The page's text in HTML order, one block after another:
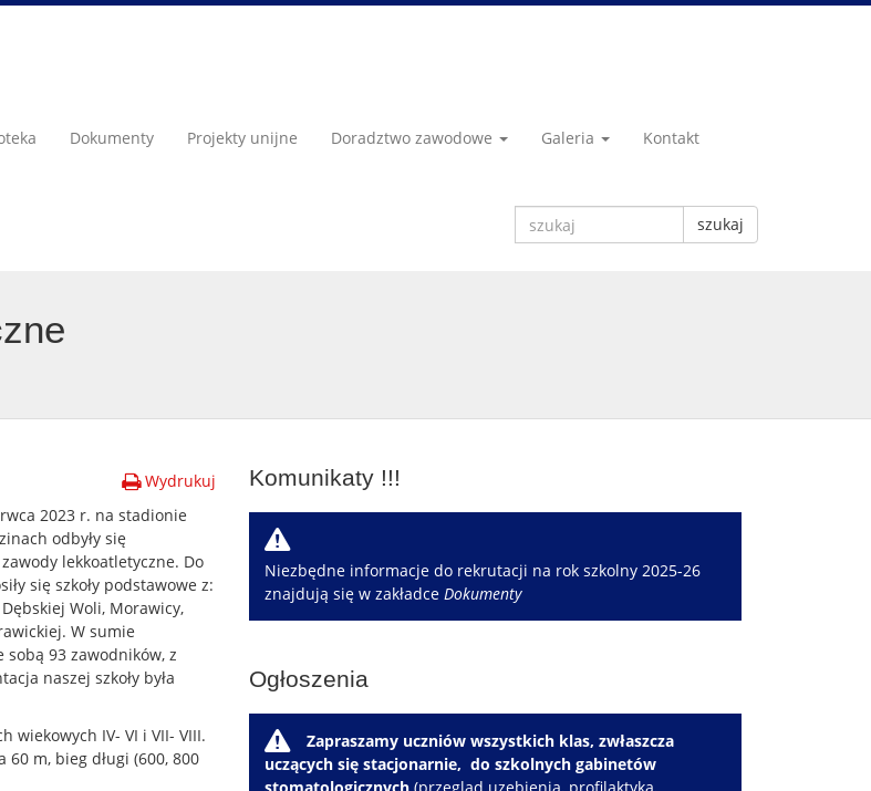
Dokumenty Projekty unijne Doradztwo zawodowe Galeria Kontakt
szukaj
Wydrukuj
2023 r. na stadionie
odbyły się
lekkoatletyczne. Do
się szkoły podstawowe z:
Woli, Morawicy,
W sumie
sobą 93 zawodników, z
naszej szkoły była
wiekowych IV- VI i VII- VIII.
m, bieg długi (600, 800
Komunikaty !!!
W
Niezbędne informacje do rekrutacji na rok szkolny 2025-26
znajdują się w zakładce Dokumenty
Ogłoszenia
W
Zapraszamy uczniów wszystkich klas, zwłaszcza
uczących się stacjonarnie, do szkolnych gabinetów